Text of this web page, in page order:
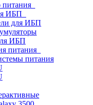
питания
ИБП
для ИБП
ИБП
питания
питания